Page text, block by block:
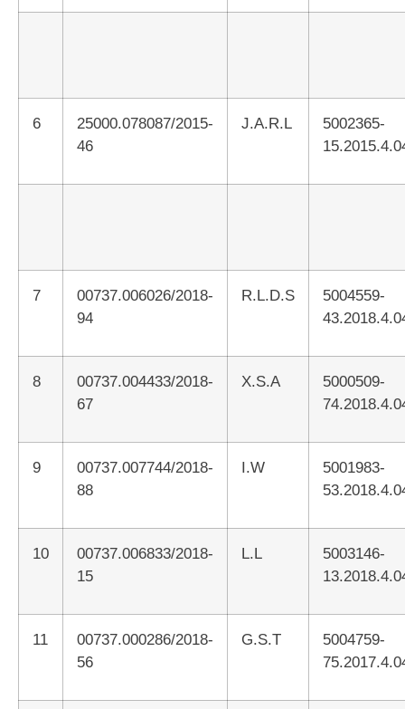
6
25000.078087/2015-
46
J.A.R.L
5002365-
7
00737.006026/2018-
94
R.L.D.S
5004559-
8
00737.004433/2018-
67
X.S.A
5000509-
9
00737.007744/2018-
88
I.W
5001983-
10
00737.006833/2018-
15
L.L
5003146-
11
00737.000286/2018-
56
G.S.T
5004759-